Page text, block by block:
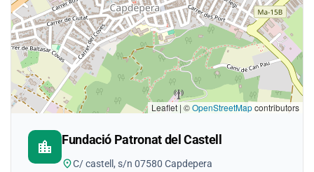
Leaflet | ©OpenStreetMapcontributors
location_city Fundació Patronat del Castell
location_onC/ castell, s/n 07580 Capdepera